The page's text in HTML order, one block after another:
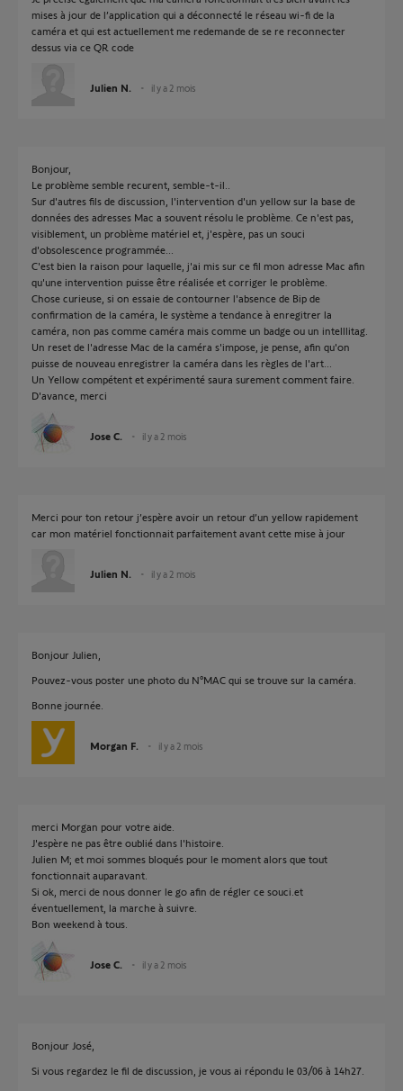
mises à jour de l’application qui a déconnecté le réseau wi-fi de la
caméra et qui est actuellement me redemande de se re reconnecter
dessus via ce QR code
Julien N. il y a 2 mois
Bonjour,
Le problème semble recurent, semble-t-il..
Sur d'autres fils de discussion, l'intervention d'un yellow sur la base de
données des adresses Mac a souvent résolu le problème. Ce n'est pas,
visiblement, un problème matériel et, j'espère, pas un souci
d'obsolescence programmée...
C'est bien la raison pour laquelle, j'ai mis sur ce fil mon adresse Mac afin
qu'une intervention puisse être réalisée et corriger le problème.
Chose curieuse, si on essaie de contourner l'absence de Bip de
confirmation de la caméra, le système a tendance à enregitrer la
caméra, non pas comme caméra mais comme un badge ou un intelllitag.
Un reset de l'adresse Mac de la caméra s'impose, je pense, afin qu'on
puisse de nouveau enregistrer la caméra dans les règles de l'art...
Un Yellow compétent et expérimenté saura surement comment faire.
D'avance, merci
Jose C. il y a 2 mois
Merci pour ton retour j’espère avoir un retour d’un yellow rapidement
car mon matériel fonctionnait parfaitement avant cette mise à jour
Julien N. il y a 2 mois
Bonjour Julien,
Pouvez-vous poster une photo du N°MAC qui se trouve sur la caméra.
Bonne journée.
Morgan F. il y a 2 mois
merci Morgan pour votre aide.
J'espère ne pas être oublié dans l'histoire.
Julien M; et moi sommes bloqués pour le moment alors que tout
fonctionnait auparavant.
Si ok, merci de nous donner le go afin de régler ce souci.et
éventuellement, la marche à suivre.
Bon weekend à tous.
Jose C. il y a 2 mois
Bonjour José,
Si vous regardez le fil de discussion, je vous ai répondu le 03/06 à 14h27.